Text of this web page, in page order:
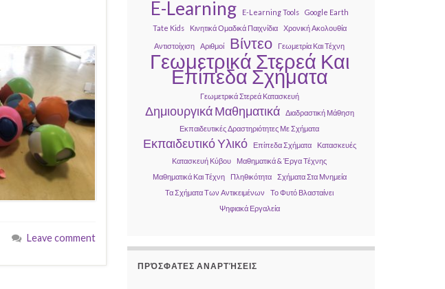
Leave comment
E-Learning E-Learning Tools
Google Earth
Tate Kids
Κινητικά Ομαδικά Παιχνίδια
Χρονική Ακολουθία
Αντιστοίχιση
Αριθμοί Βίντεο Γεωμετρία Και Τέχνη
Γεωμετρικά Στερεά Και
Επίπεδα Σχήματα
Γεωμετρικά Στερεά Κατασκευή
Δημιουργικά Μαθηματικά
Διαδραστική Μάθηση
Εκπαιδευτικές Δραστηριότητες Με Σχήματα
Εκπαιδευτικό Υλικό Επίπεδα Σχήματα
Κατασκευές
Κατασκευή Κύβου
Μαθηματικά & Έργα Τέχνης
Μαθηματικά Και Τέχνη
Πληθικότητα
Σχήματα Στα Μνημεία
Τα Σχήματα Των Αντικειμένων
Το Φυτό Βλασταίνει
Ψηφιακά Εργαλεία
ΠΡΌΣΦΑΤΕΣ ΑΝΑΡΤΉΣΕΙΣ